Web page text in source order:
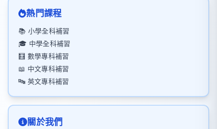
熱門課程
📚 小學全科補習
🎓 中學全科補習
🧮 數學專科補習
📖 中文專科補習
🔤 英文專科補習
關於我們